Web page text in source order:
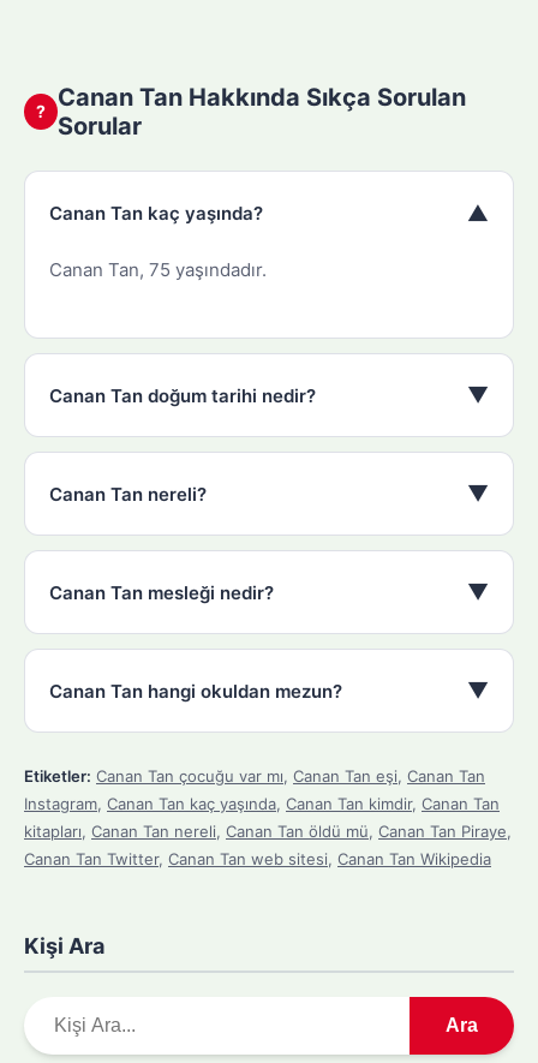
?
Canan Tan Hakkında Sıkça Sorulan
Sorular
Canan Tan kaç yaşında? ▼
Canan Tan, 75 yaşındadır.
Canan Tan doğum tarihi nedir? ▼
Canan Tan nereli? ▼
Canan Tan mesleği nedir? ▼
Canan Tan hangi okuldan mezun? ▼
Etiketler: Canan Tan çocuğu var mı, Canan Tan eşi, Canan Tan
Instagram, Canan Tan kaç yaşında, Canan Tan kimdir, Canan Tan
kitapları, Canan Tan nereli, Canan Tan öldü mü, Canan Tan Piraye,
Canan Tan Twitter, Canan Tan web sitesi, Canan Tan Wikipedia
Kişi Ara
r
Ara